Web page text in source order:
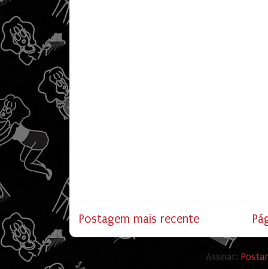
Postagem mais recente
Assinar: